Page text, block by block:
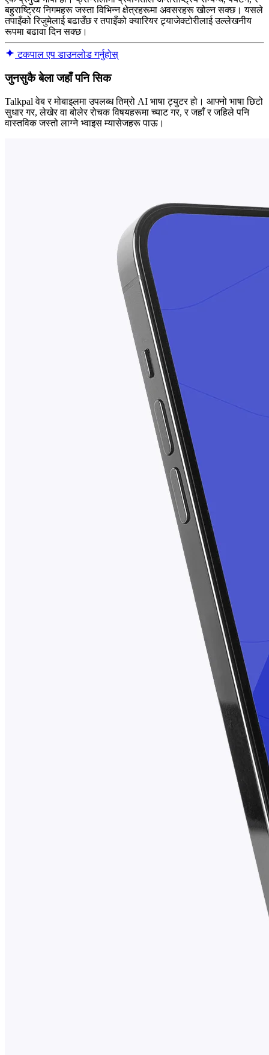
बहुराष्ट्रिय निगमहरू जस्ता विभिन्न क्षेत्रहरूमा अवसरहरू खोल्न सक्छ। यसले
तपाइँको रिजुमेलाई बढाउँछ र तपाइँको क्यारियर ट्र्याजेक्टोरीलाई उल्लेखनीय
रूपमा बढावा दिन सक्छ।
टकपाल एप डाउनलोड गर्नुहोस्
जुनसुकै बेला जहाँ पनि सिक
Talkpal वेब र मोबाइलमा उपलब्ध तिम्रो AI भाषा ट्युटर हो। आफ्नो भाषा छिटो
सुधार गर, लेखेर वा बोलेर रोचक विषयहरूमा च्याट गर, र जहाँ र जहिले पनि
वास्तविक जस्तो लाग्ने भ्वाइस म्यासेजहरू पाऊ।